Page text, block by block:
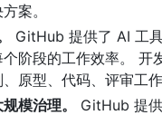
案。
GitHub 提供了 AI 工
阶段的工作效率。 开
原型、代码、评审工作
模治理。
GitHub 提